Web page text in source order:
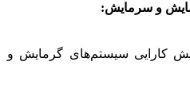
و سرمایش:
کارایی سیستم‌های گرمایش و